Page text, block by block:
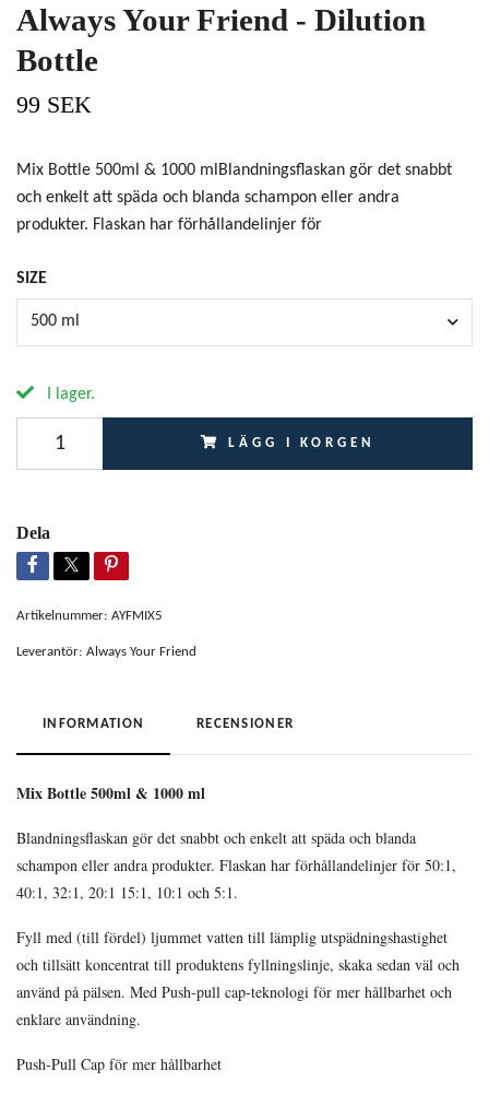
Always Your Friend - Dilution
Bottle
99 SEK
Mix Bottle 500ml & 1000 mlBlandningsflaskan gör det snabbt
och enkelt att späda och blanda schampon eller andra
produkter. Flaskan har förhållandelinjer för
SIZE
500 ml
I lager.
LÄGG I KORGEN
Dela
Artikelnummer: AYFMIX5
Leverantör: Always Your Friend
INFORMATION RECENSIONER
Mix Bottle 500ml & 1000 ml
Blandningsflaskan gör det snabbt och enkelt att späda och blanda
schampon eller andra produkter. Flaskan har förhållandelinjer för 50:1,
40:1, 32:1, 20:1 15:1, 10:1 och 5:1.
Fyll med (till fördel) ljummet vatten till lämplig utspädningshastighet
och tillsätt koncentrat till produktens fyllningslinje, skaka sedan väl och
använd på pälsen. Med Push-pull cap-teknologi för mer hållbarhet och
enklare användning.
Push-Pull Cap för mer hållbarhet